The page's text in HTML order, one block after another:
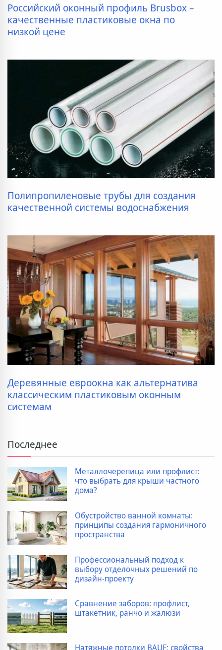
Российский оконный профиль Brusbox –
качественные пластиковые окна по
низкой цене
Полипропиленовые трубы для создания
качественной системы водоснабжения
Деревянные евроокна как альтернатива
классическим пластиковым оконным
системам
Последнее
Металлочерепица или профлист:
что выбрать для крыши частного
дома?
Обустройство ванной комнаты:
принципы создания гармоничного
пространства
Профессиональный подход к
выбору отделочных решений по
дизайн-проекту
Сравнение заборов: профлист,
штакетник, ранчо и жалюзи
Натяжные потолки BAUF: свойства